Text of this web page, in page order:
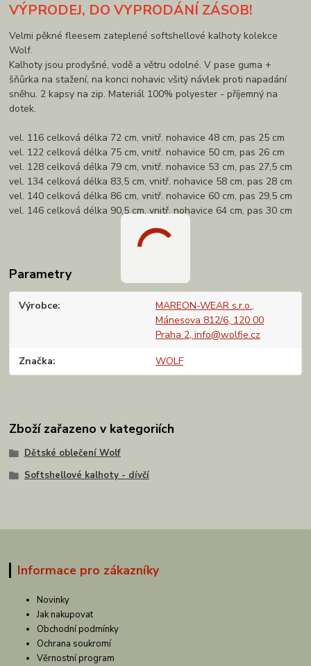
VÝPRODEJ, DO VYPRODÁNÍ ZÁSOB!
Velmi pěkné fleesem zateplené softshellové kalhoty kolekce
Wolf.
Kalhoty jsou prodyšné, vodě a větru odolné. V pase guma +
šňůrka na stažení, na konci nohavic všitý návlek proti napadání
sněhu. 2 kapsy na zip. Materiál 100% polyester - příjemný na
dotek.
vel. 116 celková délka 72 cm, vnitř. nohavice 48 cm, pas 25 cm
vel. 122 celková délka 75 cm, vnitř. nohavice 50 cm, pas 26 cm
vel. 128 celková délka 79 cm, vnitř. nohavice 53 cm, pas 27,5 cm
vel. 134 celková délka 83,5 cm, vnitř. nohavice 58 cm, pas 28 cm
vel. 140 celková délka 86 cm, vnitř. nohavice 60 cm, pas 29,5 cm
vel. 146 celková délka 90,5 cm, vnitř. nohavice 64 cm, pas 30 cm
Parametry
Výrobce
MAREON-WEAR s.r.o.,
Mánesova 812/6, 120 00
Praha 2, info@wolfie.cz
Značka WOLF
Zboží zařazeno v kategoriích
Dětské oblečení Wolf
Softshellové kalhoty - dívčí
Informace pro zákazníky
Novinky
Jak nakupovat
Obchodní podmínky
Ochrana soukromí
Věrnostní program